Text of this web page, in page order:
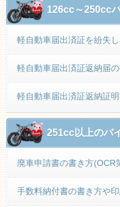
126cc～250cc
軽自動車届出済証を紛失
軽自動車届出済証返納届
軽自動車届出済証返納証
251cc以上のバ
廃車申請書の書き方(OCR
手数料納付書の書き方や